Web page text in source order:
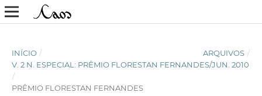
INÍCIO / ARQUIVOS /
V. 2 N. ESPECIAL: PRÊMIO FLORESTAN FERNANDES/JUN. 2010
/
PRÊMIO FLORESTAN FERNANDES